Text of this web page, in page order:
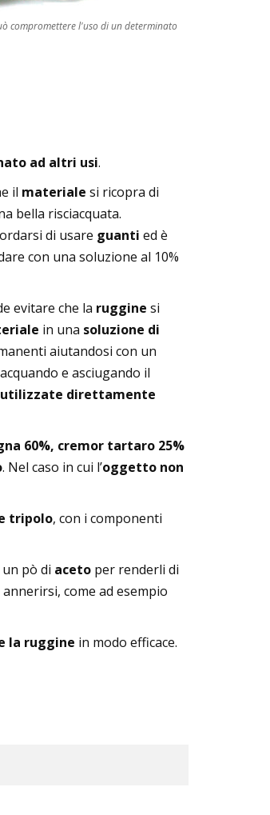
compromettere l'uso di un determinato
ad altri usi.
il materiale si ricopra di
bella risciacquata.
di usare guanti ed è
con una soluzione al 10%
evitare che la ruggine si
in una soluzione di
aiutandosi con un
e asciugando il
utilizzate direttamente
60%, cremor tartaro 25%
. Nel caso in cui l’oggetto non
tripolo, con i componenti
pò di aceto per renderli di
come ad esempio
la ruggine in modo efficace.